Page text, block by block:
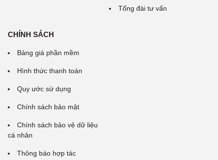
Tổng đài tư vấn
CHÍNH SÁCH
Bảng giá phần mềm
Hình thức thanh toán
Quy ước sử dụng
Chính sách bảo mật
Chính sách bảo vệ dữ liệu
cá nhân
Thông báo hợp tác